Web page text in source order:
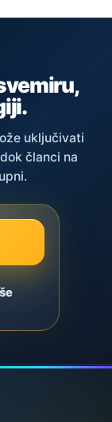
uključivati
članci na